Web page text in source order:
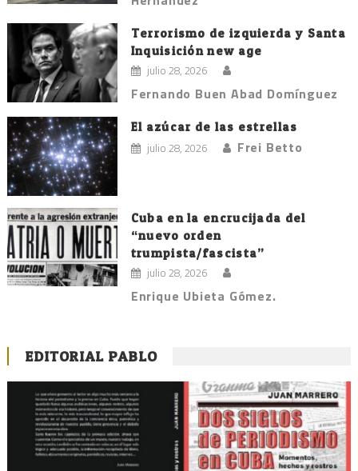
Terrorismo de izquierda y Santa
Inquisición new age
julio 28, 2026
Fernando Buen Abad Domínguez
El azúcar de las estrellas
julio 28, 2026 Frei Betto
Cuba en la encrucijada del
“nuevo orden
trumpista/fascista”
julio 28, 2026
Enrique Ubieta Gómez.
EDITORIAL PABLO